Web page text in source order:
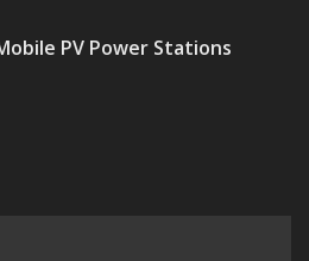
PV Power Stations